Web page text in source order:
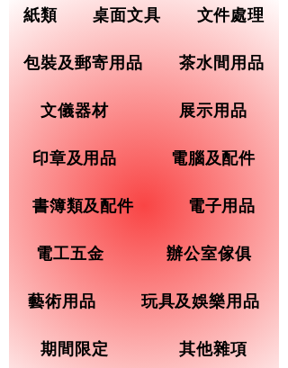
紙類 桌面文具 文件處理
包裝及郵寄用品 茶水間用品
文儀器材 展示用品
印章及用品 電腦及配件
書簿類及配件 電子用品
電工五金 辦公室傢俱
藝術用品 玩具及娛樂用品
期間限定 其他雜項